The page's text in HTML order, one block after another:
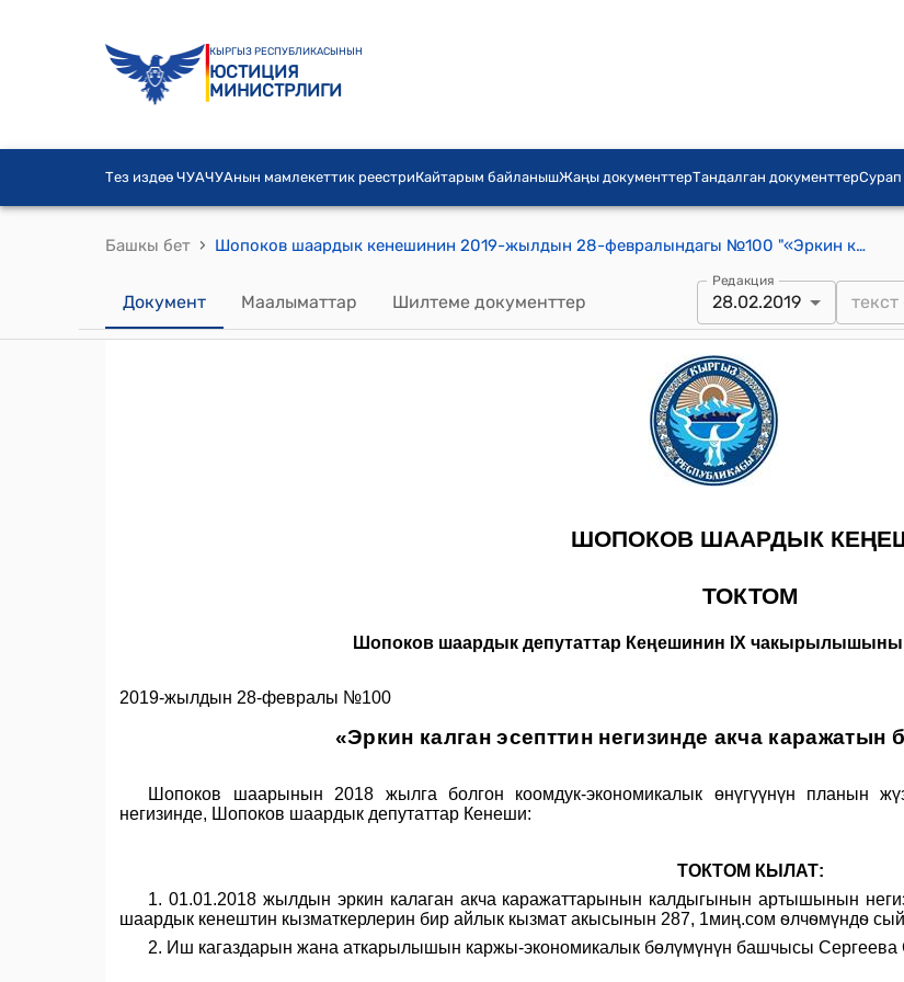
КЫРГЫЗ РЕСПУБЛИКАСЫНЫН
ЮСТИЦИЯ
МИНИСТРЛИГИ
Тез издөө ЧУАЧУАнын мамлекеттик реестриКайтарым байланышЖаңы документтерТандалган документтер
Башкы бет › Шопоков шаардык кенешинин 2019-жылдын 28-февралындагы №100 "«Эркин калган эсепттин негизинде акча каражатын бѳлүп берүү жѳнүндѳ»" токтому
Документ Маалыматтар Шилтеме документтер
Редакция
28.02.2019